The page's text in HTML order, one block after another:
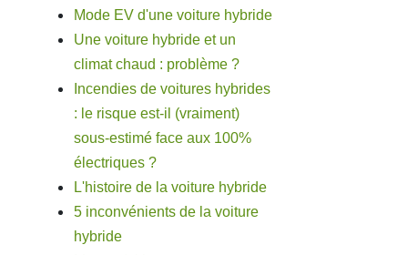
Mode EV d'une voiture hybride
Une voiture hybride et un
climat chaud : problème ?
Incendies de voitures hybrides
: le risque est-il (vraiment)
sous-estimé face aux 100%
électriques ?
L'histoire de la voiture hybride
5 inconvénients de la voiture
hybride